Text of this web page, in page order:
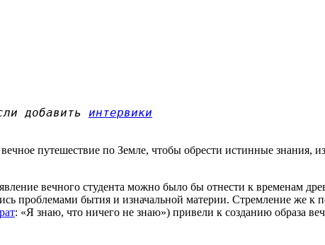
добавить интервики
путешествие по Земле, чтобы обрести истинные знания,
вечного студента можно было бы отнести к временам
проблемами бытия и изначальной материи. Стремление же к
: «Я знаю, что ничего не знаю») привели к созданию образа